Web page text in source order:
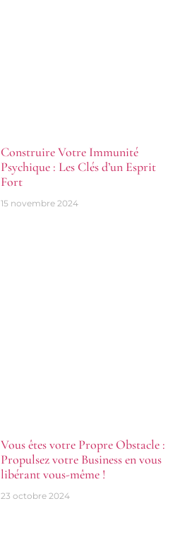
Construire Votre Immunité
Psychique : Les Clés d’un Esprit
Fort
15 novembre 2024
Vous êtes votre Propre Obstacle :
Propulsez votre Business en vous
libérant vous-même !
23 octobre 2024